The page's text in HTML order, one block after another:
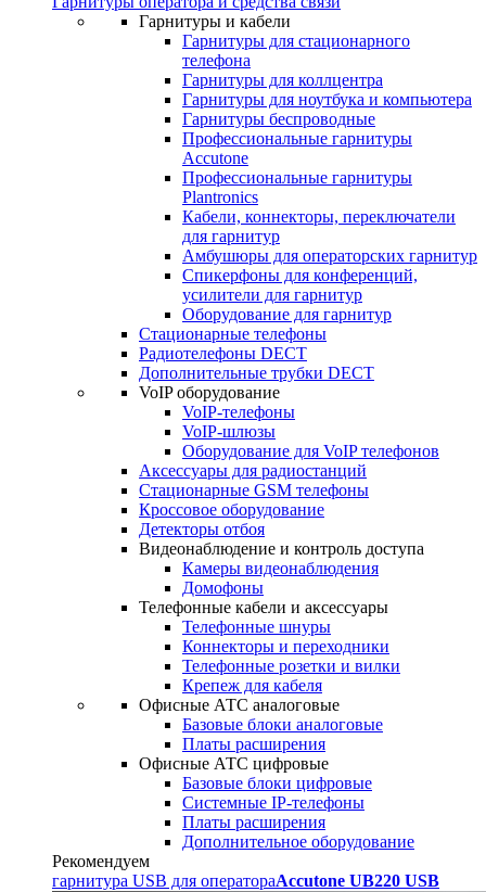
Гарнитуры и кабели
Гарнитуры для стационарного
телефона
Гарнитуры для коллцентра
Гарнитуры для ноутбука и компьютера
Гарнитуры беспроводные
Профессиональные гарнитуры
Accutone
Профессиональные гарнитуры
Plantronics
Кабели, коннекторы, переключатели
для гарнитур
Амбушюры для операторских гарнитур
Cпикерфоны для конференций,
усилители для гарнитур
Оборудование для гарнитур
Стационарные телефоны
Радиотелефоны DECT
Дополнительные трубки DECT
VoIP оборудование
VoIP-телефоны
VoIP-шлюзы
Оборудование для VoIP телефонов
Аксессуары для радиостанций
Стационарные GSM телефоны
Кроссовое оборудование
Детекторы отбоя
Видеонаблюдение и контроль доступа
Камеры видеонаблюдения
Домофоны
Телефонные кабели и аксессуары
Телефонные шнуры
Коннекторы и переходники
Телефонные розетки и вилки
Крепеж для кабеля
Офисные АТС аналоговые
Базовые блоки аналоговые
Платы расширения
Офисные АТС цифровые
Базовые блоки цифровые
Системные IP-телефоны
Платы расширения
Дополнительное оборудование
Рекомендуем
гарнитура USB для оператораAccutone UB220 USB